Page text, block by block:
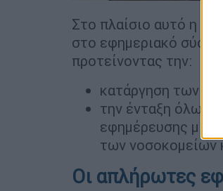
Στο πλαίσιο αυτό η
στο εφημεριακό
προτείνοντας την:
κατάργηση των
την ένταξη όλων
εφημέρευσης μία
των νοσοκομείων
Οι απλήρωτες